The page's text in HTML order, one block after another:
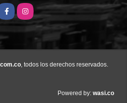
Instagram
, todos los derechos reservados.
Powered by: wasi.co